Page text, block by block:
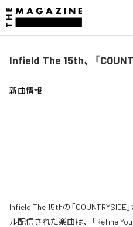
Infield The 15th、「
新曲情報
Infield The 15thの「
ル配信された楽曲は、「Refine Your